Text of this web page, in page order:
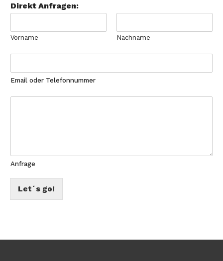
Direkt Anfragen:
Vorname Nachname
Email oder Telefonnummer
Anfrage
Let´s go!